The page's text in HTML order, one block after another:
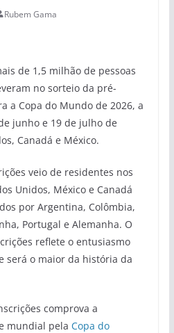
Rubem Gama
de 1,5 milhão de pessoas
no sorteio da pré-
a Copa do Mundo de 2026, a
junho e 19 de julho de
Canadá e México.
veio de residentes nos
Unidos, México e Canadá
por Argentina, Colômbia,
Portugal e Alemanha. O
reflete o entusiasmo
será o maior da história da
comprova a
mundial pela Copa do